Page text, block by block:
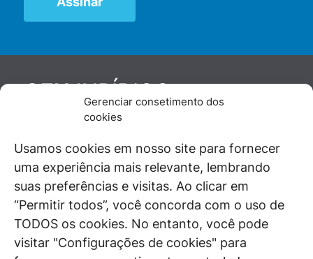
Gerenciar consetimento dos
cookies
Usamos cookies em nosso site para fornecer
uma experiência mais relevante, lembrando
suas preferências e visitas. Ao clicar em
“Permitir todos”, você concorda com o uso de
TODOS os cookies. No entanto, você pode
visitar "Configurações de cookies" para
GENJURÍDICO
De maneira independente, os autores e
juristas e doutrinadores nacionais, se posicionam
diante de questões relevantes do cotidiano e
universo jurídico.